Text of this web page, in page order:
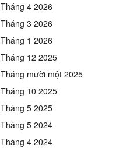
Tháng 4 2026
Tháng 3 2026
Tháng 1 2026
Tháng 12 2025
Tháng mười một 2025
Tháng 10 2025
Tháng 5 2025
Tháng 5 2024
Tháng 4 2024